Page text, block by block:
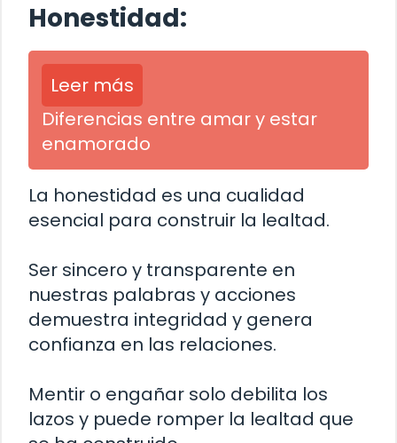
Honestidad:
Leer más
Diferencias entre amar y estar
enamorado
La honestidad es una cualidad
esencial para construir la lealtad.
Ser sincero y transparente en
nuestras palabras y acciones
demuestra integridad y genera
confianza en las relaciones.
Mentir o engañar solo debilita los
lazos y puede romper la lealtad que